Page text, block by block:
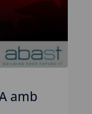
amb